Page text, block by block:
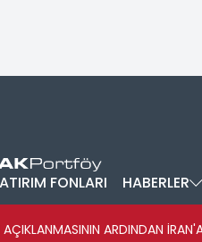
FONLARI HABERLER
ARDINDAN